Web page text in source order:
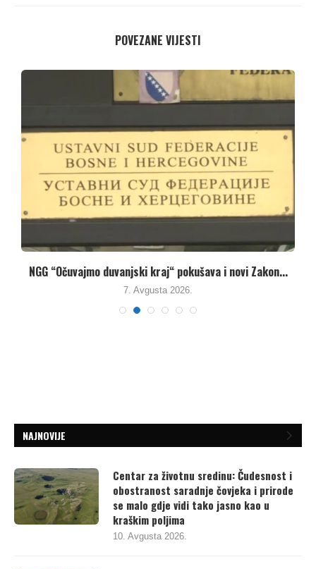
POVEZANE VIJESTI
NGG “Očuvajmo duvanjski kraj“ pokušava i novi Zakon...
7. Avgusta 2026.
NAJNOVIJE
Centar za životnu sredinu: Čudesnost i
obostranost saradnje čovjeka i prirode
se malo gdje vidi tako jasno kao u
kraškim poljima
10. Avgusta 2026.